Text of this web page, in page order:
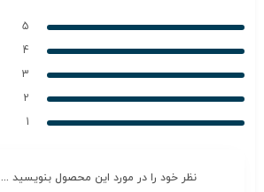
5
4
3
2
1
نظر خود را در مورد این محصول بنویسید ...